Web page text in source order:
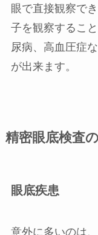
眼で直接観察で
子を観察するこ
尿病、高血圧症
が出来ます。
精密眼底検査
眼底疾患
意外に多いのは